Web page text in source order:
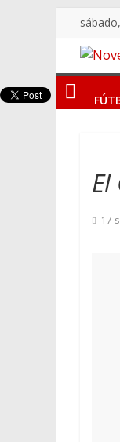
Saltar
contenido
17